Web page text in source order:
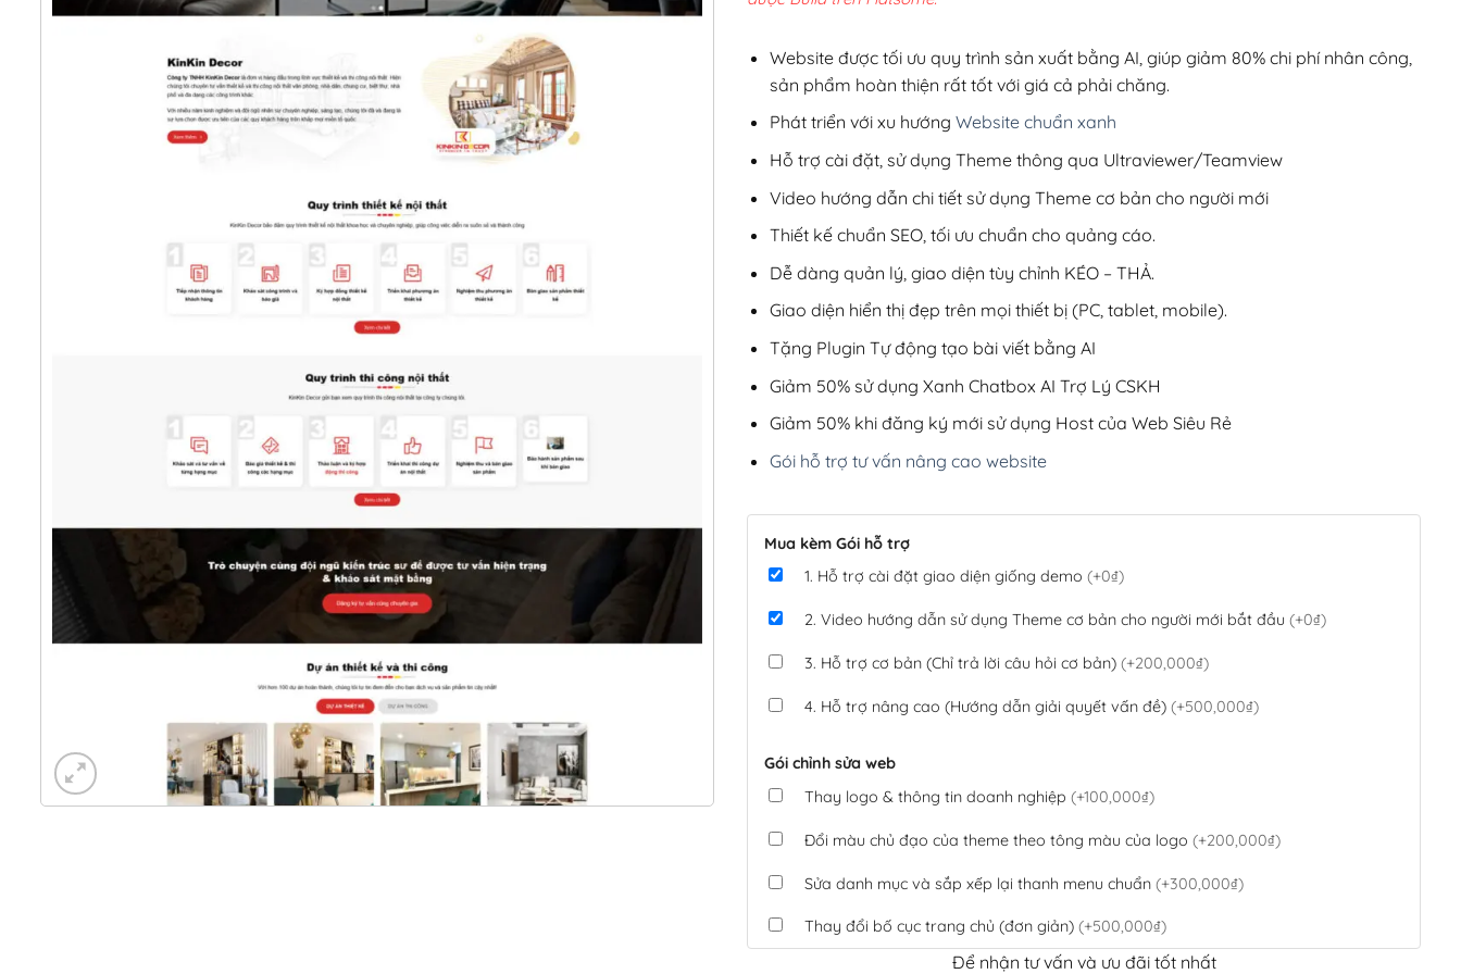
200,000₫.
Website được tối ưu quy trình sản xuất bằng AI, giúp giảm 80% chi phí nhân công,
sản phẩm hoàn thiện rất tốt với giá cả phải chăng.
Phát triển với xu hướng Website chuẩn xanh
Hỗ trợ cài đặt, sử dụng Theme thông qua Ultraviewer/Teamview
Video hướng dẫn chi tiết sử dụng Theme cơ bản cho người mới
Thiết kế chuẩn SEO, tối ưu chuẩn cho quảng cáo.
Dễ dàng quản lý, giao diện tùy chỉnh KÉO – THẢ.
Giao diện hiển thị đẹp trên mọi thiết bị (PC, tablet, mobile).
Tặng Plugin Tự động tạo bài viết bằng AI
Giảm 50% sử dụng Xanh Chatbox AI Trợ Lý CSKH
Giảm 50% khi đăng ký mới sử dụng Host của Web Siêu Rẻ
Gói hỗ trợ tư vấn nâng cao website
Mua kèm Gói hỗ trợ
1. Hỗ trợ cài đặt giao diện giống demo (+0₫)
2. Video hướng dẫn sử dụng Theme cơ bản cho người mới bắt đầu (+0₫)
3. Hỗ trợ cơ bản (Chỉ trả lời câu hỏi cơ bản) (+200,000₫)
4. Hỗ trợ nâng cao (Hướng dẫn giải quyết vấn đề) (+500,000₫)
Gói chỉnh sửa web
Thay logo & thông tin doanh nghiệp (+100,000₫)
Đổi màu chủ đạo của theme theo tông màu của logo (+200,000₫)
Sửa danh mục và sắp xếp lại thanh menu chuẩn (+300,000₫)
Thay đổi bố cục trang chủ (đơn giản) (+500,000₫)
Tích hợp thanh toán QR Code ngân hàng(+100,000₫)
Để nhận tư vấn và ưu đãi tốt nhất